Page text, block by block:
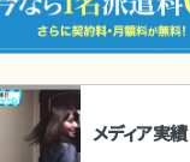
メディア実績